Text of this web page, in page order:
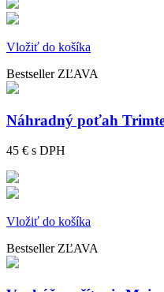
Vložiť do košíka
Bestseller ZĽAVA
Náhradný poťah
45 € s DPH
Vložiť do košíka
Bestseller ZĽAVA